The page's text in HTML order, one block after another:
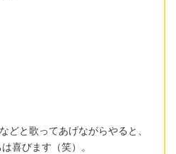
と歌ってあげながらやると、
喜びます（笑）。